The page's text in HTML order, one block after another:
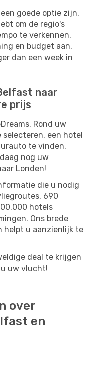
goede optie zijn,
om de regio's
te verkennen.
en budget aan,
dan een week in
naar
prijs
Rond uw
een hotel
te vinden.
nog uw
Londen!
die u nodig
690
hotels
Ons brede
helpt u aanzienlijk te
deal te krijgen
uw vlucht!
over
en